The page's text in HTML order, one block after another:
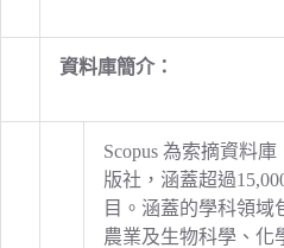
資料庫簡介：
Scopus 為索摘資料
版社，涵蓋超過
目。涵蓋的學科領域
農業及生物科學、化